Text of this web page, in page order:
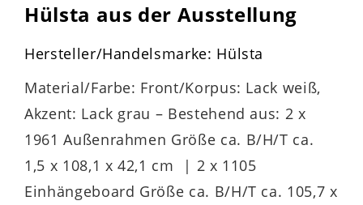
Hülsta aus der Ausstellung
Hersteller/Handelsmarke: Hülsta
Material/Farbe: Front/Korpus: Lack weiß,
Akzent: Lack grau – Bestehend aus: 2 x
1961 Außenrahmen Größe ca. B/H/T ca.
1,5 x 108,1 x 42,1 cm | 2 x 1105
Einhängeboard Größe ca. B/H/T ca. 105,7 x